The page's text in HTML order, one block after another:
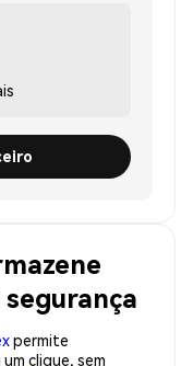
permite
clique, sem